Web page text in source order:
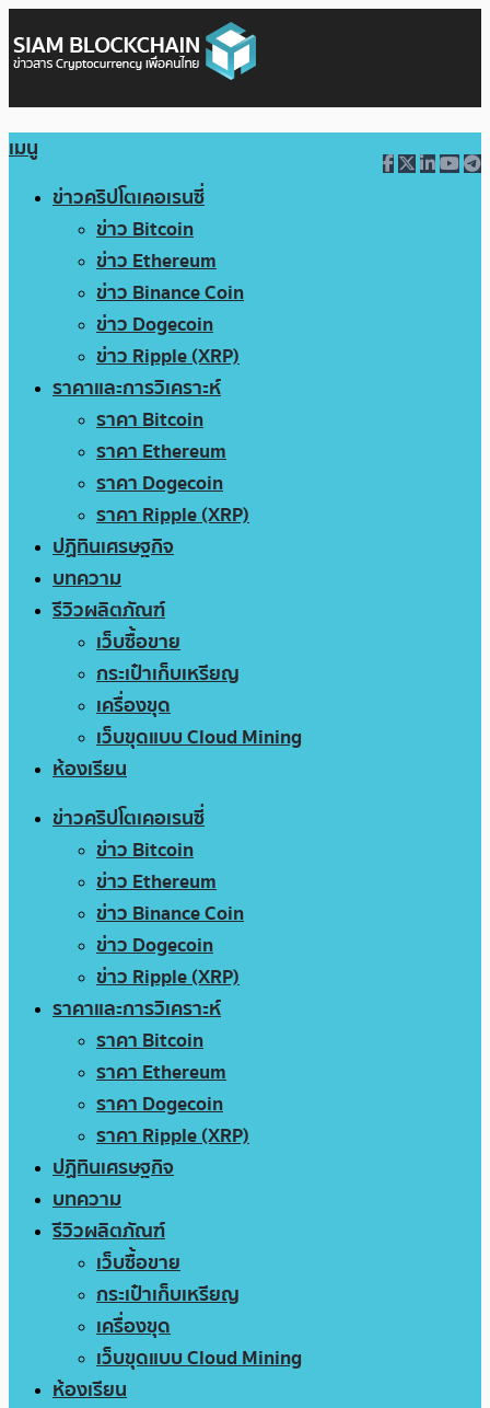
เมนู
ข่าวคริปโตเคอเรนซี่
ข่าว Bitcoin
ข่าว Ethereum
ข่าว Binance Coin
ข่าว Dogecoin
ข่าว Ripple (XRP)
ราคาและการวิเคราะห์
ราคา Bitcoin
ราคา Ethereum
ราคา Dogecoin
ราคา Ripple (XRP)
ปฏิทินเศรษฐกิจ
บทความ
รีวิวผลิตภัณฑ์
เว็บซื้อขาย
กระเป๋าเก็บเหรียญ
เครื่องขุด
เว็บขุดแบบ Cloud Mining
ห้องเรียน
ข่าวคริปโตเคอเรนซี่
ข่าว Bitcoin
ข่าว Ethereum
ข่าว Binance Coin
ข่าว Dogecoin
ข่าว Ripple (XRP)
ราคาและการวิเคราะห์
ราคา Bitcoin
ราคา Ethereum
ราคา Dogecoin
ราคา Ripple (XRP)
ปฏิทินเศรษฐกิจ
บทความ
รีวิวผลิตภัณฑ์
เว็บซื้อขาย
กระเป๋าเก็บเหรียญ
เครื่องขุด
เว็บขุดแบบ Cloud Mining
ห้องเรียน